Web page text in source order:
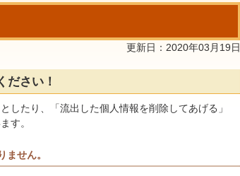
更新日：2020年03月19日
ださい！
したり、「流出した個人情報を削除してあげる」
す。
せん。